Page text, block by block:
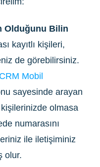
Bilin
kişileri,
de görebilirsiniz.
Mobil
sayesinde arayan
kişilerinizde olmasa
numarasını
ile iletişiminiz
olur.